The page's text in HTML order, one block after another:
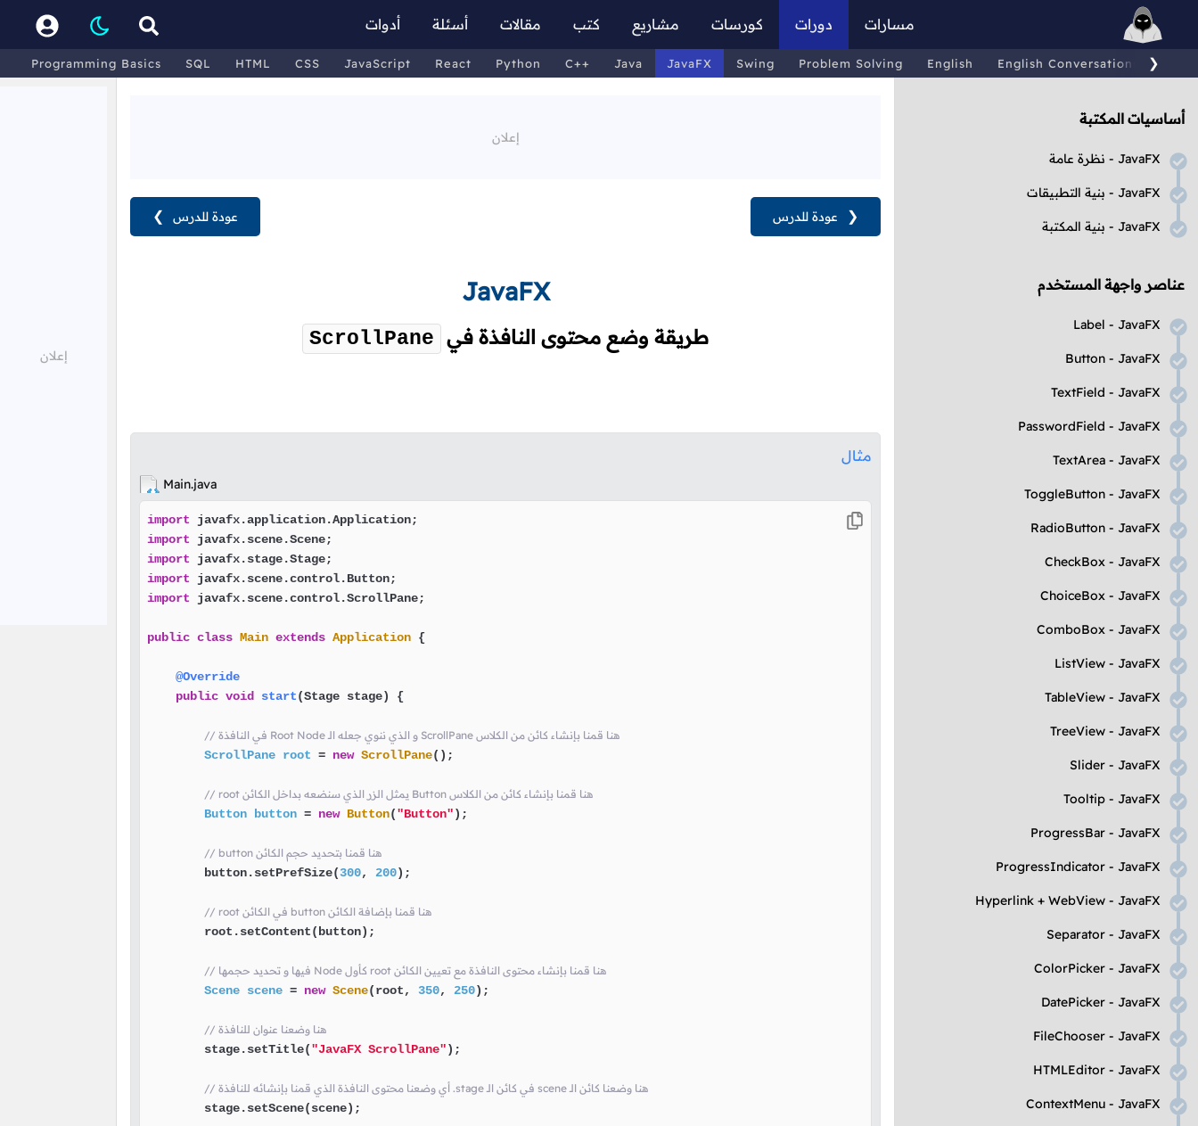
مسارات دورات كورسات مشاريع كتب مقالات أسئلة أدوات
Programming Basics SQL HTML CSS JavaScript React Python C++ Java JavaFX Swing Problem Solving English English Conversations ❯
أساسيات المكتبة
JavaFX - نظرة عامة
JavaFX - بنية التطبيقات
JavaFX - بنية المكتبة
عناصر واجهة المستخدم
JavaFX
-
Label
JavaFX
-
Button
JavaFX
-
TextField
JavaFX
-
PasswordField
JavaFX
-
TextArea
JavaFX
-
ToggleButton
JavaFX
-
RadioButton
JavaFX
-
CheckBox
JavaFX
-
ChoiceBox
JavaFX
-
ComboBox
JavaFX
-
ListView
JavaFX
-
TableView
JavaFX
-
TreeView
JavaFX
-
Slider
JavaFX
-
Tooltip
JavaFX
-
ProgressBar
JavaFX
-
ProgressIndicator
JavaFX
-
WebView
+
Hyperlink
JavaFX
-
Separator
JavaFX
-
ColorPicker
JavaFX
-
DatePicker
JavaFX
-
FileChooser
JavaFX
-
HTMLEditor
JavaFX
-
ContextMenu
عودة للدرس ❯ ❮ عودة للدرس
JavaFX
طريقة وضع محتوى النافذة في ScrollPane
مثال
Main.java
import
import
import
import
import javafx.scene.control.ScrollPane;
public class Main extends Application {
@Override
public void start(Stage stage) {
// في النافذة Root Node و الذي ننوي جعله الـ ScrollPane هنا قمنا بإنشاء كائن من الكلاس
ScrollPane root = new ScrollPane();
// root يمثل الزر الذي سنضعه بداخل الكائن Button هنا قمنا بإنشاء كائن من الكلاس
Button button = new Button("Button");
// button هنا قمنا بتحديد حجم الكائن
        button.setPrefSize(
300, 200);
// root في الكائن button هنا قمنا بإضافة الكائن
        root.setContent(button);
// فيها و تحديد حجمها Node كأول root هنا قمنا بإنشاء محتوى النافذة مع تعيين الكائن
Scene scene = new Scene(root, 350, 250);
// هنا وضعنا عنوان للنافذة
        stage.setTitle(
"JavaFX ScrollPane");
// أي وضعنا محتوى النافذة الذي قمنا بإنشائه للنافذة .stage في كائن الـ scene هنا وضعنا كائن الـ
        stage.setScene(scene);